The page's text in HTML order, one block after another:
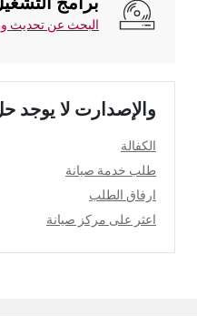
البحث عن تحديث
والإصدارت لا يوجد
الكفالة
طلب خدمة صيانة
ارفاق الطلب
اعثر على مركز صيانة